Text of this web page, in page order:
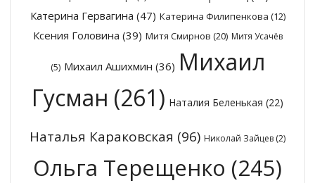
Катерина Гервагина (47) Катерина Филипенкова (12)
Ксения Головина (39) Митя Смирнов (20) Митя Усачёв
(5) Михаил Ашихмин (36) Михаил
Гусман (261) Наталия Беленькая (22)
Наталья Караковская (96) Николай Зайцев (2)
Ольга Терещенко (245)